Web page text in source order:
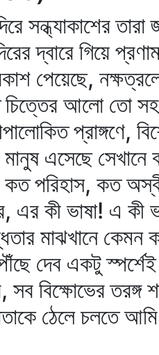
সন্ধ্যাকাশের
দ্বারে গিয়ে
পেয়েছে,
চিত্তের আলো তো
প্রাঙ্গণে,
এসেছে সেখানে
পরিহাস, কত
কী ভাষা! এ কী
মাঝখানে কেমন
দেব একটু
বিক্ষোভের
ঠেলে চলতে